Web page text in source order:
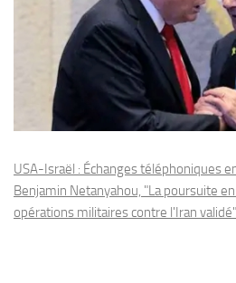
USA-Israël : Échanges téléphoniques
Benjamin Netanyahou, "La poursuite
opérations militaires contre l'Iran validé"